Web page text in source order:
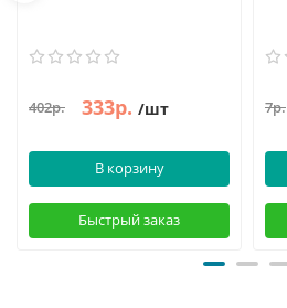
402р. 333р. /шт
В корзину
Быстрый заказ
7р.